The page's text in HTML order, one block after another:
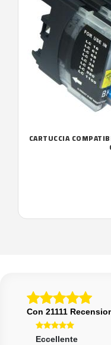
CARTUCCIA
Con 21111
Eccellente